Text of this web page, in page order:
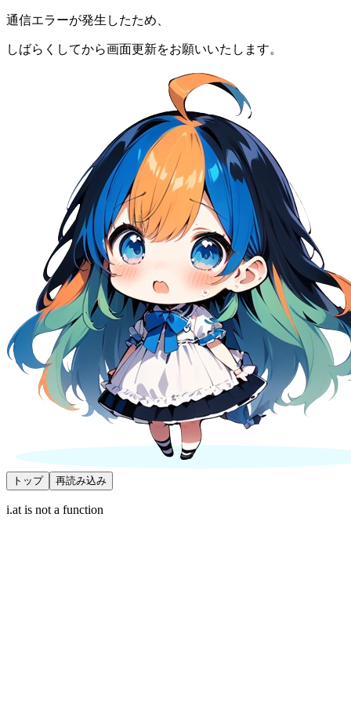
通信エラーが発生したため、
しばらくしてから画面更新をお願いいたします。
トップ 再読み込み
i.at is not a function